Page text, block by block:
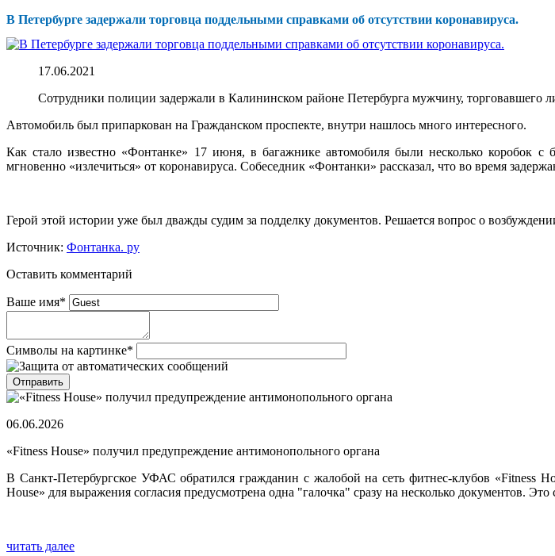
В Петербурге задержали торговца поддельными справками об отсутствии коронавируса.
17.06.2021
Сотрудники полиции задержали в Калининском районе Петербурга мужчину,
Автомобиль был припаркован на Гражданском проспекте, внутри нашлось много интересного.
Как стало известно «Фонтанке» 17 июня, в багажнике автомобиля были несколько
мгновенно «излечиться» от коронавируса. Собеседник «Фонтанки» рассказал, что во время
Герой этой истории уже был дважды судим за подделку документов. Решается вопрос о
Источник: Фонтанка. ру
Оставить комментарий
Ваше имя*
Символы на картинке*
06.06.2026
«Fitness House» получил предупреждение антимонопольного органа
В Санкт-Петербургское УФАС обратился гражданин с жалобой на сеть фитнес-клубов «Fitness
House» для выражения согласия предусмотрена одна "галочка" сразу на несколько документов.
читать далее